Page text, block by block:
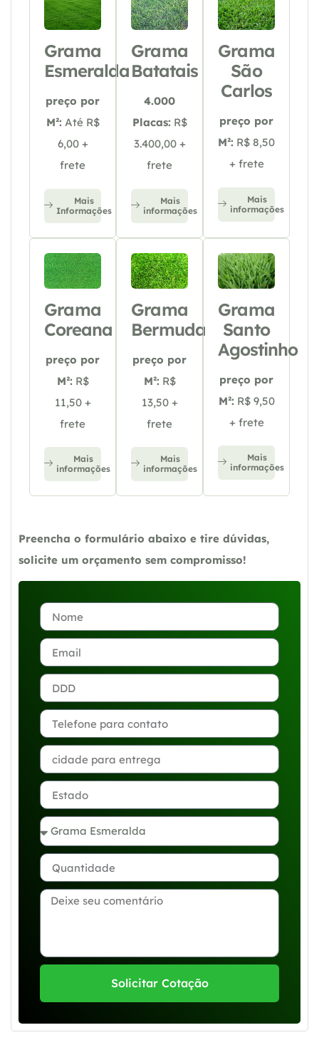
Grama
Esmeralda
preço por
M²: Até R$
6,00 +
frete
Mais
Informações
Grama
Batatais
4.000
Placas: R$
3.400,00 +
frete
Mais
informações
Grama
São
Carlos
preço por
M²: R$ 8,50
+ frete
Mais
informações
Grama
Coreana
preço por
M²: R$
11,50 +
frete
Mais
informações
Grama
Bermuda
preço por
M²: R$
13,50 +
frete
Mais
informações
Grama
Santo
Agostinho
preço por
M²: R$ 9,50
+ frete
Mais
informações
Preencha o formulário abaixo e tire dúvidas,
solicite um orçamento sem compromisso!
Solicitar Cotação